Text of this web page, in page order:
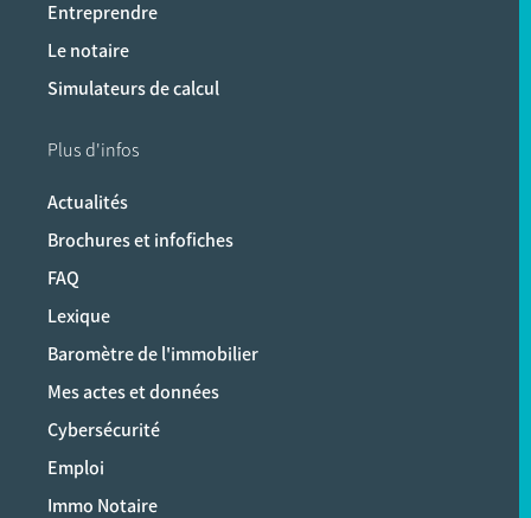
Entreprendre
Le notaire
Simulateurs de calcul
Plus d'infos
Actualités
Brochures et infofiches
FAQ
Lexique
Baromètre de l'immobilier
Mes actes et données
Cybersécurité
Emploi
Immo Notaire